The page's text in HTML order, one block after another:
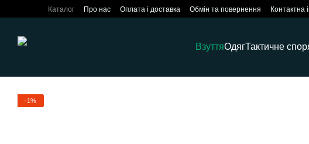
Перейти до основного контенту
Каталог Про нас Оплата і доставка Обмін та повернення Контактна
ВзуттяОдягТактичне
−1%